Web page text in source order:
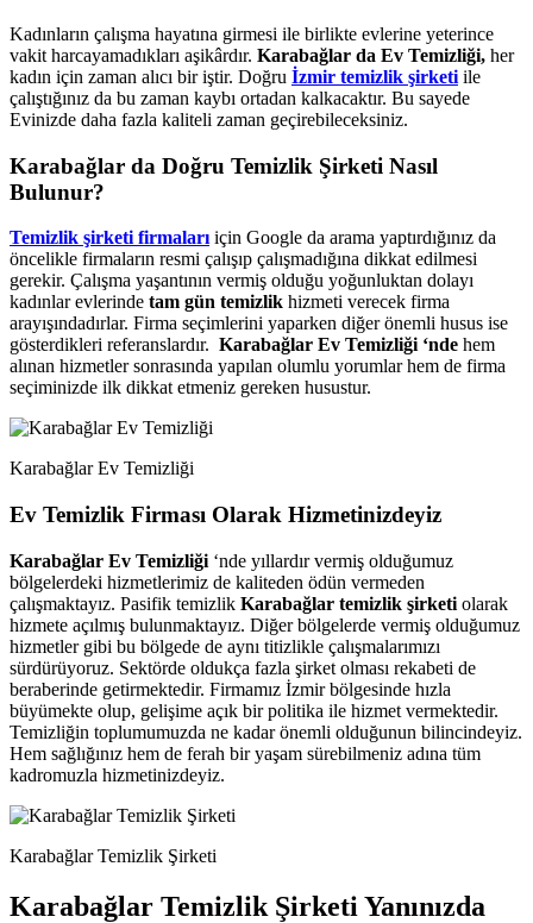
Kadınların çalışma hayatına girmesi ile birlikte evlerine yeterince
vakit harcayamadıkları aşikârdır. Karabağlar da Ev Temizliği, her
kadın için zaman alıcı bir iştir. Doğru İzmir temizlik şirketi ile
çalıştığınız da bu zaman kaybı ortadan kalkacaktır. Bu sayede
Evinizde daha fazla kaliteli zaman geçirebileceksiniz.
Karabağlar da Doğru Temizlik Şirketi Nasıl
Bulunur?
Temizlik şirketi firmaları için Google da arama yaptırdığınız da
öncelikle firmaların resmi çalışıp çalışmadığına dikkat edilmesi
gerekir. Çalışma yaşantının vermiş olduğu yoğunluktan dolayı
kadınlar evlerinde tam gün temizlik hizmeti verecek firma
arayışındadırlar. Firma seçimlerini yaparken diğer önemli husus ise
gösterdikleri referanslardır. Karabağlar Ev Temizliği ‘nde hem
alınan hizmetler sonrasında yapılan olumlu yorumlar hem de firma
seçiminizde ilk dikkat etmeniz gereken husustur.
Karabağlar Ev Temizliği
Ev Temizlik Firması Olarak Hizmetinizdeyiz
Karabağlar Ev Temizliği ‘nde yıllardır vermiş olduğumuz
bölgelerdeki hizmetlerimiz de kaliteden ödün vermeden
çalışmaktayız. Pasifik temizlik Karabağlar temizlik şirketi olarak
hizmete açılmış bulunmaktayız. Diğer bölgelerde vermiş olduğumuz
hizmetler gibi bu bölgede de aynı titizlikle çalışmalarımızı
sürdürüyoruz. Sektörde oldukça fazla şirket olması rekabeti de
beraberinde getirmektedir. Firmamız İzmir bölgesinde hızla
büyümekte olup, gelişime açık bir politika ile hizmet vermektedir.
Temizliğin toplumumuzda ne kadar önemli olduğunun bilincindeyiz.
Hem sağlığınız hem de ferah bir yaşam sürebilmeniz adına tüm
kadromuzla hizmetinizdeyiz.
Karabağlar Temizlik Şirketi
Karabağlar Temizlik Şirketi Yanınızda